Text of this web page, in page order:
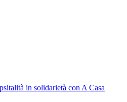
in solidarietà con A Casa